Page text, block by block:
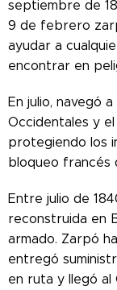
septiembre de
9 de febrero
ayudar a
encontrar en
En julio, navegó
Occidentales y
protegiendo los
bloqueo francés
Entre julio de
reconstruida en
armado. Zarpó
entregó
en ruta y llegó al